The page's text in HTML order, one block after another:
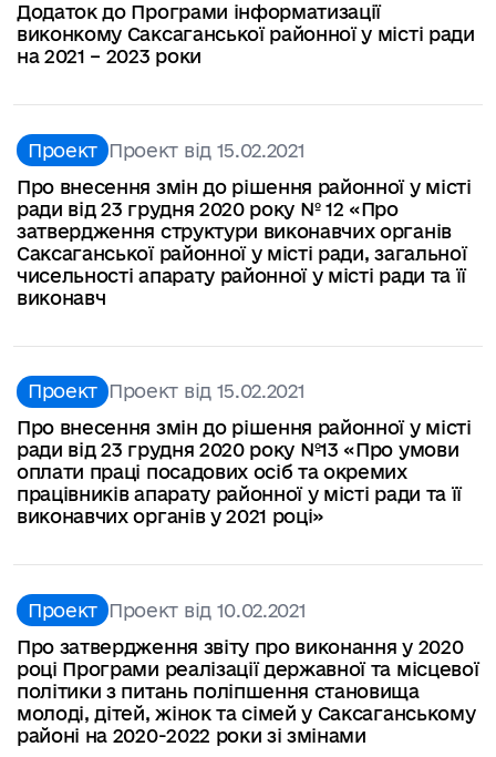
Додаток до Програми інформатизації
виконкому Саксаганської районної у місті ради
на 2021 – 2023 роки
Проект
Проект від 15.02.2021
Про внесення змін до рішення районної у місті
ради від 23 грудня 2020 року № 12 «Про
затвердження структури виконавчих органів
Саксаганської районної у місті ради, загальної
чисельності апарату районної у місті ради та її
виконавч
Проект
Проект від 15.02.2021
Про внесення змін до рішення районної у місті
ради від 23 грудня 2020 року №13 «Про умови
оплати праці посадових осіб та окремих
працівників апарату районної у місті ради та її
виконавчих органів у 2021 році»
Проект
Проект від 10.02.2021
Про затвердження звіту про виконання у 2020
році Програми реалізації державної та місцевої
політики з питань поліпшення становища
молоді, дітей, жінок та сімей у Саксаганському
районі на 2020-2022 роки зі змінами